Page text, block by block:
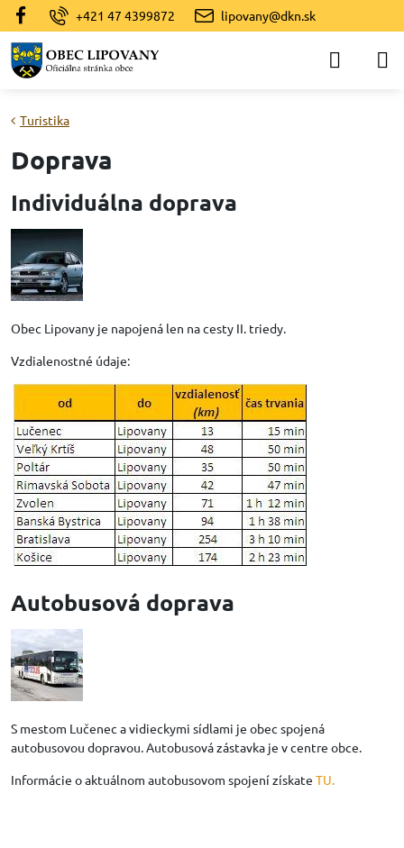
+421 47 4399872 lipovany@dkn.sk
Turistika
Doprava
Individuálna doprava
Obec Lipovany je napojená len na cesty II. triedy.
Vzdialenostné údaje:
Autobusová doprava
S mestom Lučenec a vidieckymi sídlami je obec spojená
autobusovou dopravou. Autobusová zástavka je v centre obce.
Informácie o aktuálnom autobusovom spojení získate TU.